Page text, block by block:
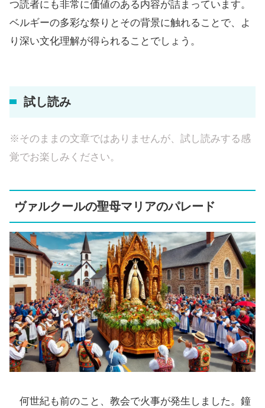
つ読者にも非常に価値のある内容が詰まっています。
ベルギーの多彩な祭りとその背景に触れることで、よ
り深い文化理解が得られることでしょう。
試し読み
※そのままの文章ではありませんが、試し読みする感
覚でお楽しみください。
ヴァルクールの聖母マリアのパレード
何世紀も前のこと、教会で火事が発生しました。鐘